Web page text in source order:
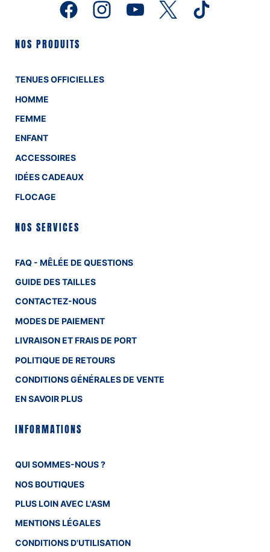
NOS PRODUITS
TENUES OFFICIELLES
HOMME
FEMME
ENFANT
ACCESSOIRES
IDÉES CADEAUX
FLOCAGE
NOS SERVICES
FAQ - MÊLÉE DE QUESTIONS
GUIDE DES TAILLES
CONTACTEZ-NOUS
MODES DE PAIEMENT
LIVRAISON ET FRAIS DE PORT
POLITIQUE DE RETOURS
CONDITIONS GÉNÉRALES DE VENTE
EN SAVOIR PLUS
INFORMATIONS
QUI SOMMES-NOUS ?
NOS BOUTIQUES
PLUS LOIN AVEC L'ASM
MENTIONS LÉGALES
CONDITIONS D'UTILISATION